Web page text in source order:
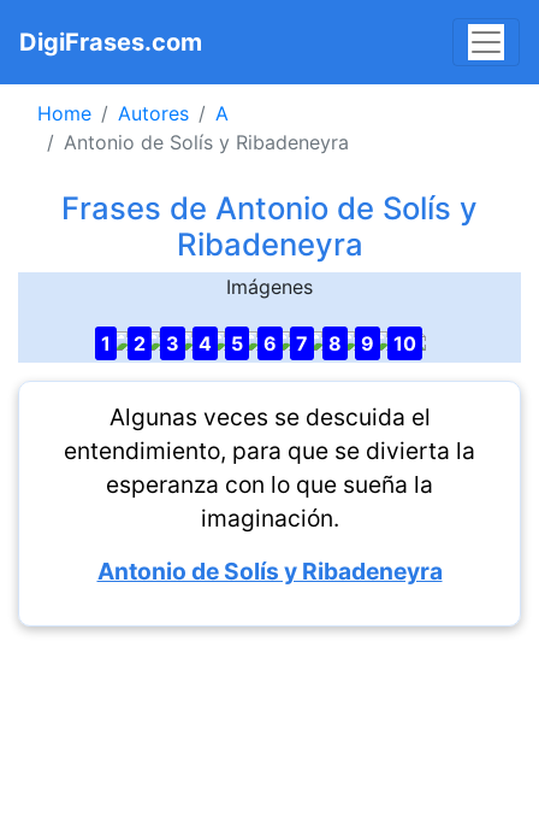
DigiFrases.com
Home Autores
A
Antonio de Solís y Ribadeneyra
Frases de Antonio de Solís y
Ribadeneyra
Imágenes
1 2 3 4 5 6 7 8 9 10
Algunas veces se descuida el
entendimiento, para que se divierta la
esperanza con lo que sueña la
imaginación.
Antonio de Solís y Ribadeneyra